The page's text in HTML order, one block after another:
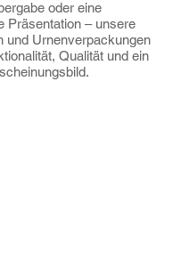
oder eine
Präsentation – unsere
und Urnenverpackungen
Qualität und ein